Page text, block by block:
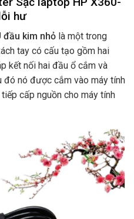
hư
đầu kim nhỏ là một trong
tay có cấu tạo gồm hai
kết nối hai đầu ổ cắm và
đó nó được cắm vào máy tính
cấp nguồn cho máy tính